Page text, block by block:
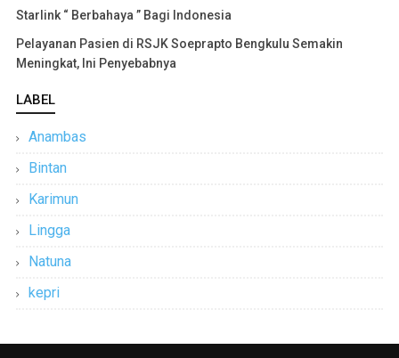
Starlink “ Berbahaya ” Bagi Indonesia
Pelayanan Pasien di RSJK Soeprapto Bengkulu Semakin
Meningkat, Ini Penyebabnya
LABEL
Anambas
Bintan
Karimun
Lingga
Natuna
kepri